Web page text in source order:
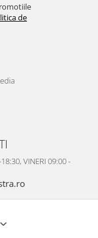
de
VINERI 09:00 -